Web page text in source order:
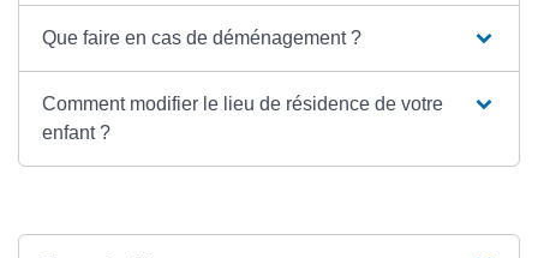
Que faire en cas de déménagement ?
Comment modifier le lieu de résidence de votre
enfant ?